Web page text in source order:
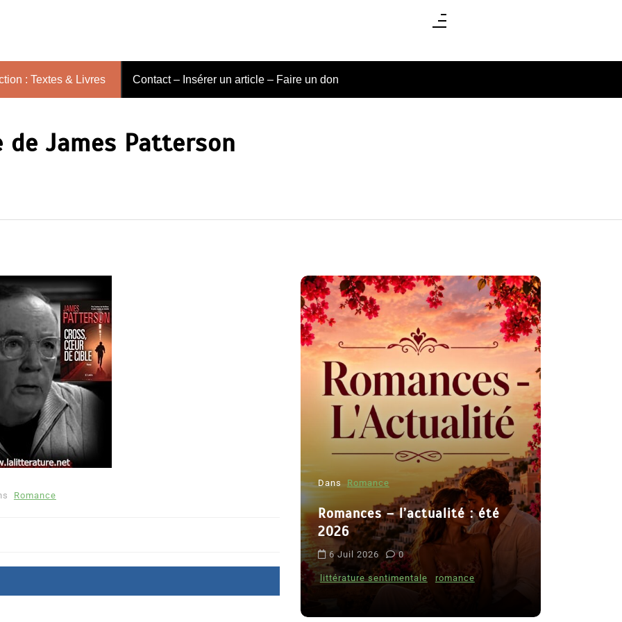
: Textes & Livres Contact – Insérer un article – Faire un don
de James Patterson
Romance
de Clara Delcourt
Dans Romance
Romances – l’actualité : été
2026
6 Juil 2026 0
littérature sentimentale romance